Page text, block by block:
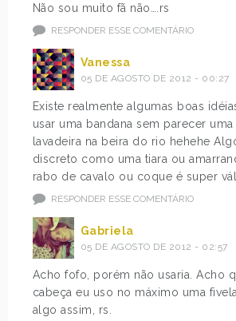
Não sou muito fã não….rs
RESPONDER ESSE COMENTÁRIO
Vanessa
05 DE AGOSTO DE 2012 - 00:27
Existe realmente algumas boas
usar uma bandana sem parecer uma
lavadeira na beira do rio hehehe
discreto como uma tiara ou
rabo de cavalo ou coque é super
RESPONDER ESSE COMENTÁRIO
Gabriela
05 DE AGOSTO DE 2012 - 02:57
Acho fofo, porém não usaria. Acho
cabeça eu uso no máximo uma
algo assim, rs.